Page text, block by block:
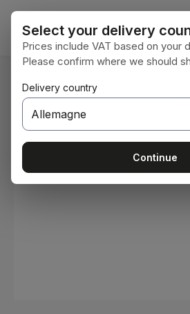
Passer au contenu principal
Vous êtes ici : Accueil
Peintures et vernis
Ignorer la galerie d'images
Select your delivery
Prices include VAT based on your
Please confirm where we should
Delivery country
Continue